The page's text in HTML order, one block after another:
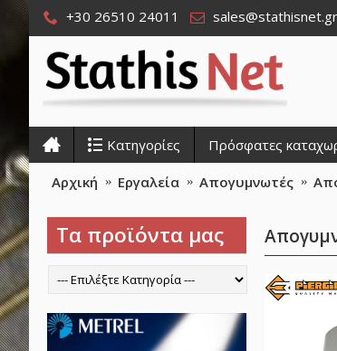
+30 26510 24011 sales@stathisnet.gr
Κατηγορίες Πρόσφατες
Αρχική Εργαλεία Απογυμνωτές
Τα προϊόντα μας